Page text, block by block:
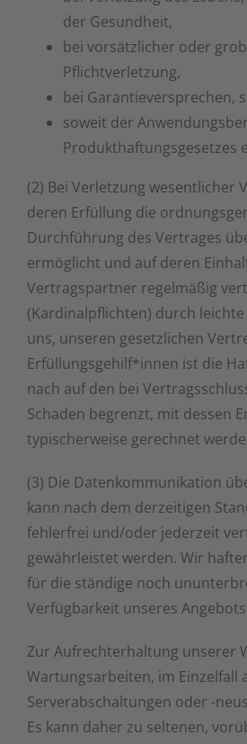
der Gesundheit,
bei vorsätzlicher oder
Pflichtverletzung,
bei Garantieversprechen,
soweit der
Produkthaftungsgesetzes
(2) Bei Verletzung wesentlicher
deren Erfüllung die
Durchführung des Vertrages
ermöglicht und auf deren
Vertragspartner regelmäßig
(Kardinalpflichten) durch
uns, unseren gesetzlichen
Erfüllungsgehilf*innen ist die
nach auf den bei
Schaden begrenzt, mit dessen
typischerweise gerechnet
(3) Die Datenkommunikation
kann nach dem derzeitigen
fehlerfrei und/oder jederzeit
gewährleistet werden. Wir
für die ständige noch
Verfügbarkeit unseres
Zur Aufrechterhaltung unserer
Wartungsarbeiten, im Einzelfall
Serverabschaltungen oder -
Es kann daher zu seltenen,